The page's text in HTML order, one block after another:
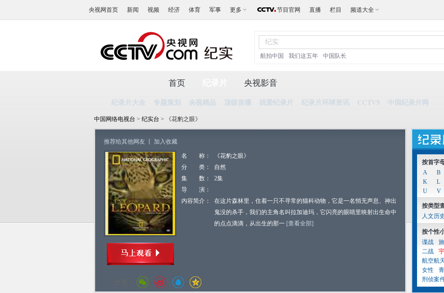
央视网首页 新闻 视频 经济 体育 军事 更多 节目官网 直播 栏目 频道大全
航拍中国 我们这五年 中国队长
首页
纪录片大全 专题策划 央视精品 顶级首播 我爱纪录片 纪录片环球资讯 CCTV9 中国纪录片网
央视影音
中国网络电视台 > 纪实台 > 《花豹之眼》
推荐给其他网友 加入收藏
名 称：
《花豹之眼》
分 类：
自然
集 数：
2集
导 演：
内容简介：
在这片森林里，住着一只不寻常的猫科动物，它是一名悄无声息、神出
鬼没的杀手，我们的主角名叫拉加迪玛，它闪亮的眼睛里映射出生命中
的点点滴滴，从出生的那一 [查看全部]
分享：
按首字
A
B
K
L
U
V
按类型
人文历史
按个性
谍战
二战
航空航
女性
刑侦案